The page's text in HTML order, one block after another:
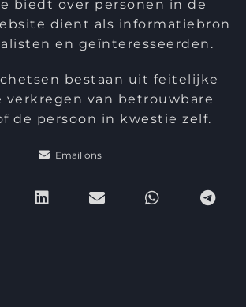
biedt over personen in de
dient als informatiebron
en geïnteresseerden.
bestaan uit feitelijke
verkregen van betrouwbare
de persoon in kwestie zelf.
Email ons